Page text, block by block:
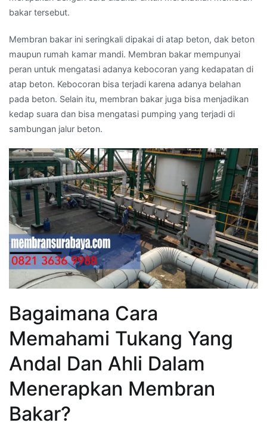
bakar tersebut.
Membran bakar ini seringkali dipakai di atap beton, dak beton
maupun rumah kamar mandi. Membran bakar mempunyai
peran untuk mengatasi adanya kebocoran yang kedapatan di
atap beton. Kebocoran bisa terjadi karena adanya belahan
pada beton. Selain itu, membran bakar juga bisa menjadikan
kedap suara dan bisa mengatasi pumping yang terjadi di
sambungan jalur beton.
Bagaimana Cara
Memahami Tukang Yang
Andal Dan Ahli Dalam
Menerapkan Membran
Bakar?